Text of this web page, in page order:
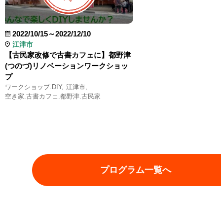
2022/10/15～2022/12/10
江津市
【古民家改修で古書カフェに】都野津
(つのづ)リノベーションワークショッ
プ
ワークショップ.DIY 江津市
空き家.古書カフェ.都野津.古民家
プログラム一覧へ